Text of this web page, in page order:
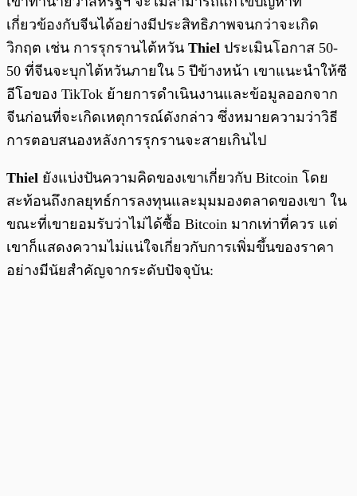
เกี่ยวข้องกับจีนได้อย่างมีประสิทธิภาพจนกว่าจะเกิด
วิกฤต เช่น การรุกรานไต้หวัน Thiel ประเมินโอกาส 50-
50 ที่จีนจะบุกไต้หวันภายใน 5 ปีข้างหน้า เขาแนะนำให้ซี
อีโอของ TikTok ย้ายการดำเนินงานและข้อมูลออกจาก
จีนก่อนที่จะเกิดเหตุการณ์ดังกล่าว ซึ่งหมายความว่าวิธี
การตอบสนองหลังการรุกรานจะสายเกินไป
Thiel ยังแบ่งปันความคิดของเขาเกี่ยวกับ Bitcoin โดย
สะท้อนถึงกลยุทธ์การลงทุนและมุมมองตลาดของเขา ใน
ขณะที่เขายอมรับว่าไม่ได้ซื้อ Bitcoin มากเท่าที่ควร แต่
เขาก็แสดงความไม่แน่ใจเกี่ยวกับการเพิ่มขึ้นของราคา
อย่างมีนัยสำคัญจากระดับปัจจุบัน: